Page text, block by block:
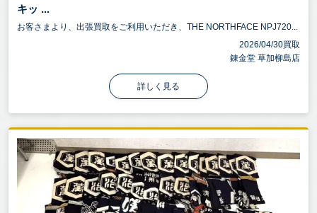
キッ ...
お客さまより、出張買取をご利用いただき、THE NORTHFACE NPJ720...
2026/04/30買取
錬金堂 草加柳島店
詳しく見る